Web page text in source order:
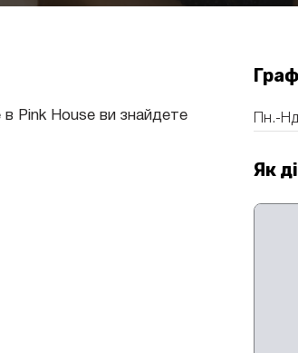
в Pink House ви знайдете
Пн.-
Як